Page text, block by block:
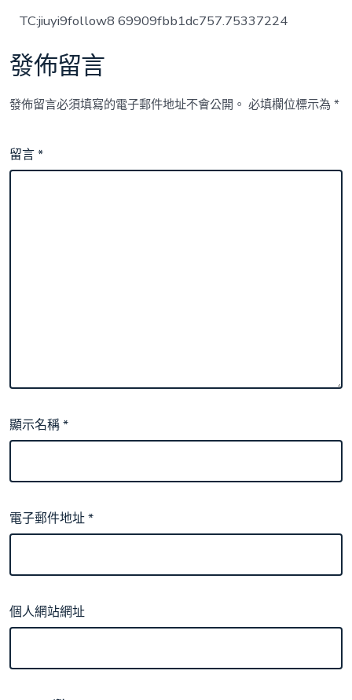
TC:jiuyi9follow8 69909fbb1dc757.75337224
發佈留言
發佈留言必須填寫的電子郵件地址不會公開。 必填欄位標示為*
留言*
顯示名稱*
電子郵件地址*
個人網站網址